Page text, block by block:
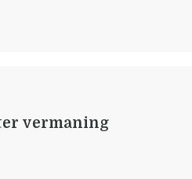
vermaning